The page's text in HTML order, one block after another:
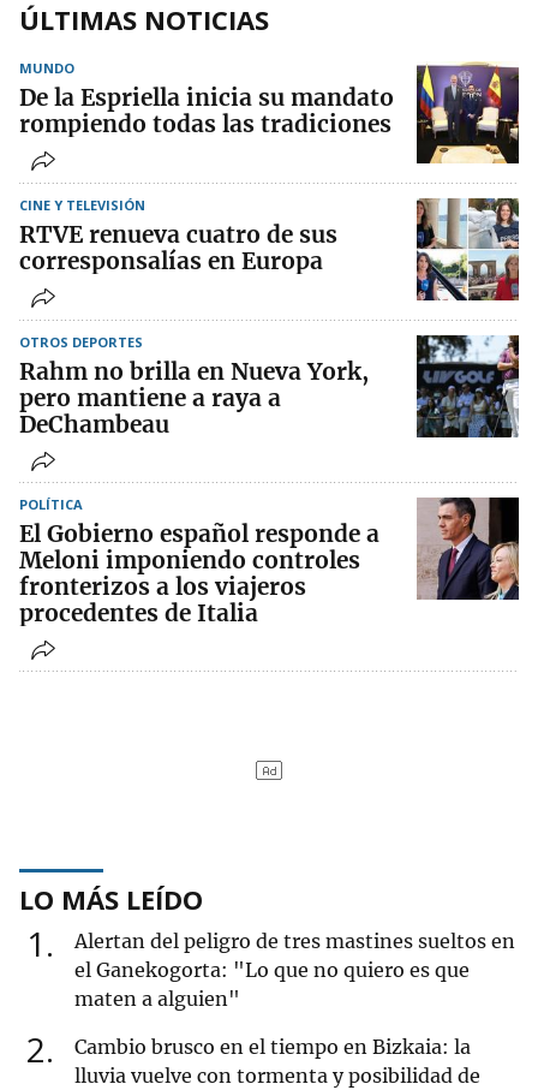
ÚLTIMAS NOTICIAS
MUNDO
De la Espriella inicia su mandato
rompiendo todas las tradiciones
CINE Y TELEVISIÓN
RTVE renueva cuatro de sus
corresponsalías en Europa
OTROS DEPORTES
Rahm no brilla en Nueva York,
pero mantiene a raya a
DeChambeau
POLÍTICA
El Gobierno español responde a
Meloni imponiendo controles
fronterizos a los viajeros
procedentes de Italia
LO MÁS LEÍDO
1
Alertan del peligro de tres mastines sueltos en
el Ganekogorta: "Lo que no quiero es que
maten a alguien"
2
Cambio brusco en el tiempo en Bizkaia: la
lluvia vuelve con tormenta y posibilidad de